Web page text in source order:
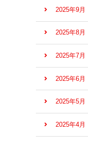
2025年9月
2025年8月
2025年7月
2025年6月
2025年5月
2025年4月